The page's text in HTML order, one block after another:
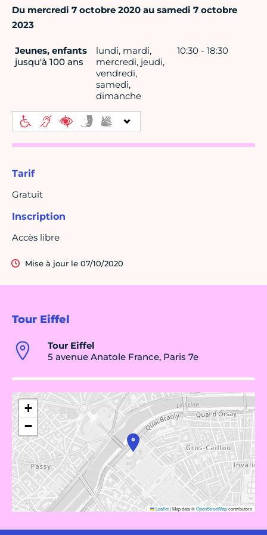
Tour Eiffel
Tour Eiffel
5 avenue Anatole France, Paris 7e
+
−
Leaflet|Map data ©OpenStreetMapcontributors
Du mercredi 7 octobre 2020 au samedi 7 octobre
2023
Jeunes, enfants
jusqu'à 100 ans
lundi, mardi,
mercredi, jeudi,
vendredi,
samedi,
dimanche
10:30 - 18:30
Tarif
Gratuit
Inscription
Accès libre
Mise à jour le 07/10/2020